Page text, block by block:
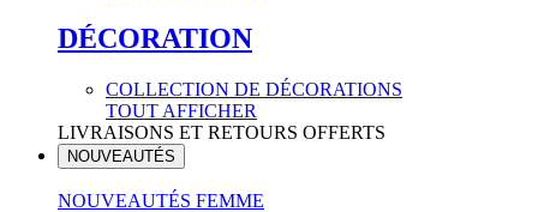
DÉCORATION
COLLECTION DE DÉCORATIONS
TOUT AFFICHER
LIVRAISONS ET RETOURS OFFERTS
NOUVEAUTÉS
NOUVEAUTÉS FEMME